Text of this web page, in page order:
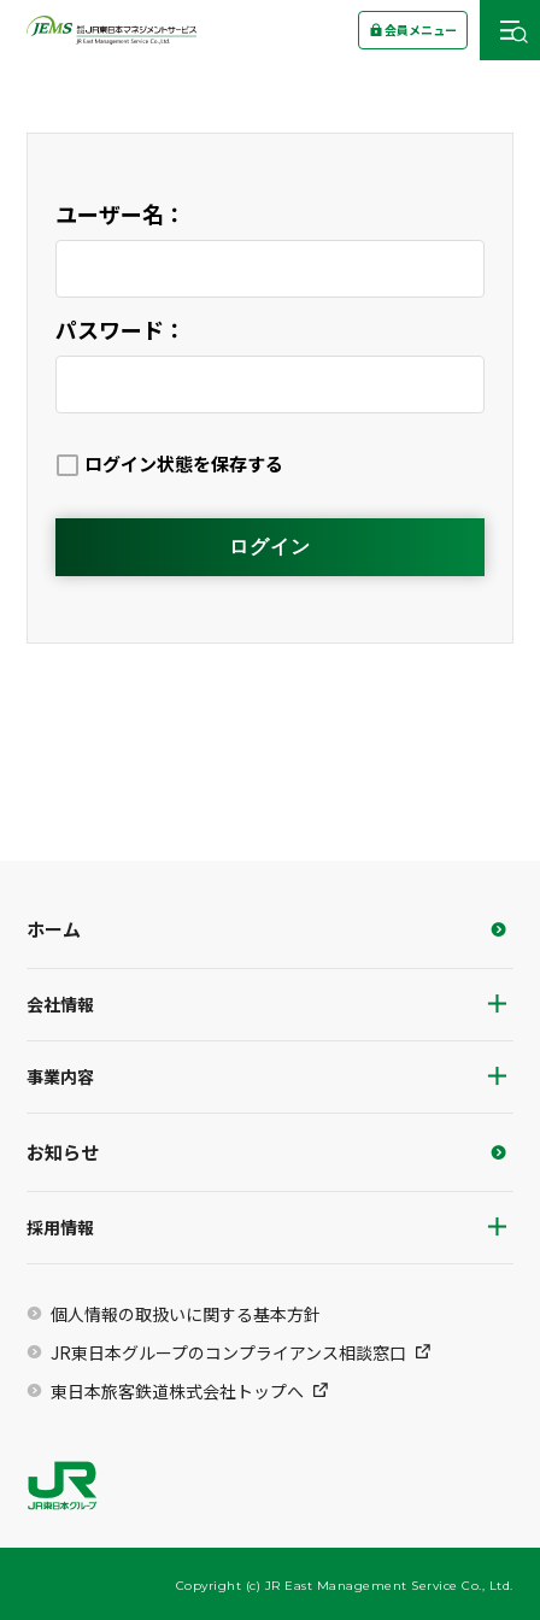
会員メニュー
ユーザー名：
パスワード：
ログイン状態を保存する
ホーム
会社情報
事業内容
お知らせ
採用情報
個人情報の取扱いに関する基本方針
JR東日本グループのコンプライアンス相談窓口
東日本旅客鉄道株式会社トップへ
Copyright (c) JR East Management Service Co., Ltd.